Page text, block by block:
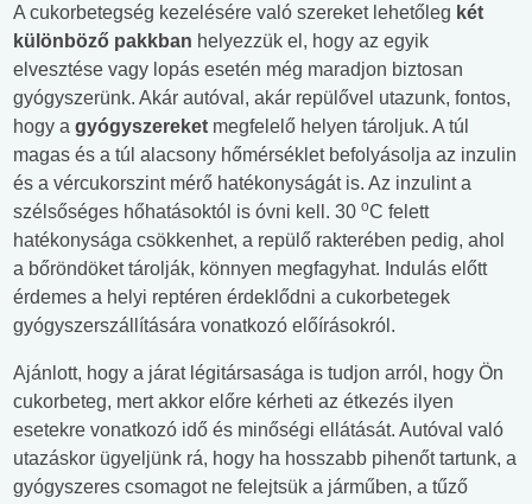
A cukorbetegség kezelésére való szereket lehetőleg két
különböző pakkban helyezzük el, hogy az egyik
elvesztése vagy lopás esetén még maradjon biztosan
gyógyszerünk. Akár autóval, akár repülővel utazunk, fontos,
hogy a gyógyszereket megfelelő helyen tároljuk. A túl
magas és a túl alacsony hőmérséklet befolyásolja az inzulin
és a vércukorszint mérő hatékonyságát is. Az inzulint a
szélsőséges hőhatásoktól is óvni kell. 30 oC felett
hatékonysága csökkenhet, a repülő rakterében pedig, ahol
a bőröndöket tárolják, könnyen megfagyhat. Indulás előtt
érdemes a helyi reptéren érdeklődni a cukorbetegek
gyógyszerszállítására vonatkozó előírásokról.
Ajánlott, hogy a járat légitársasága is tudjon arról, hogy Ön
cukorbeteg, mert akkor előre kérheti az étkezés ilyen
esetekre vonatkozó idő és minőségi ellátását. Autóval való
utazáskor ügyeljünk rá, hogy ha hosszabb pihenőt tartunk, a
gyógyszeres csomagot ne felejtsük a járműben, a tűző